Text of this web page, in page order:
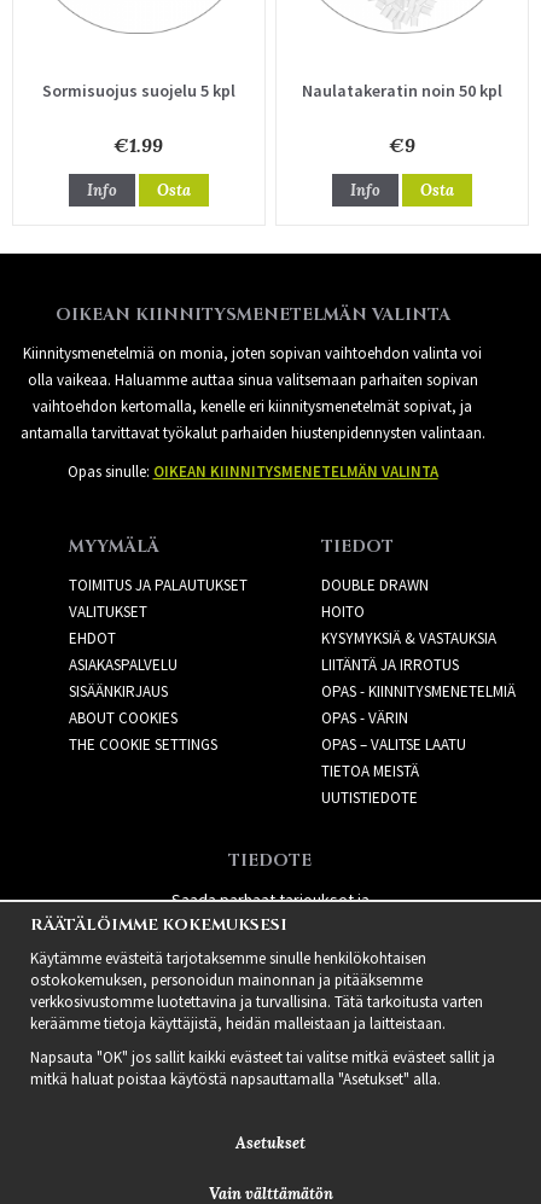
Sormisuojus suojelu 5 kpl
€1.99
Info Osta
Naulatakeratin noin 50 kpl
€9
Info Osta
OIKEAN KIINNITYSMENETELMÄN VALINTA
Kiinnitysmenetelmiä on monia, joten sopivan vaihtoehdon valinta voi
olla vaikeaa. Haluamme auttaa sinua valitsemaan parhaiten sopivan
vaihtoehdon kertomalla, kenelle eri kiinnitysmenetelmät sopivat, ja
antamalla tarvittavat työkalut parhaiden hiustenpidennysten valintaan.
Opas sinulle: OIKEAN KIINNITYSMENETELMÄN VALINTA
MYYMÄLÄ
TOIMITUS JA PALAUTUKSET
VALITUKSET
EHDOT
ASIAKASPALVELU
SISÄÄNKIRJAUS
ABOUT COOKIES
THE COOKIE SETTINGS
TIEDOT
DOUBLE DRAWN
HOITO
KYSYMYKSIÄ & VASTAUKSIA
LIITÄNTÄ JA IRROTUS
OPAS - KIINNITYSMENETELMIÄ
OPAS - VÄRIN
OPAS – VALITSE LAATU
TIETOA MEISTÄ
UUTISTIEDOTE
TIEDOTE
Saada parhaat tarjoukset ja
uusia tuotteita!
RÄÄTÄLÖIMME KOKEMUKSESI
Käytämme evästeitä tarjotaksemme sinulle henkilökohtaisen
ostokokemuksen, personoidun mainonnan ja pitääksemme
verkkosivustomme luotettavina ja turvallisina. Tätä tarkoitusta varten
keräämme tietoja käyttäjistä, heidän malleistaan ​​ja laitteistaan.
Napsauta "OK" jos sallit kaikki evästeet tai valitse mitkä evästeet sallit ja
mitkä haluat poistaa käytöstä napsauttamalla "Asetukset" alla.
Asetukset
Vain välttämätön